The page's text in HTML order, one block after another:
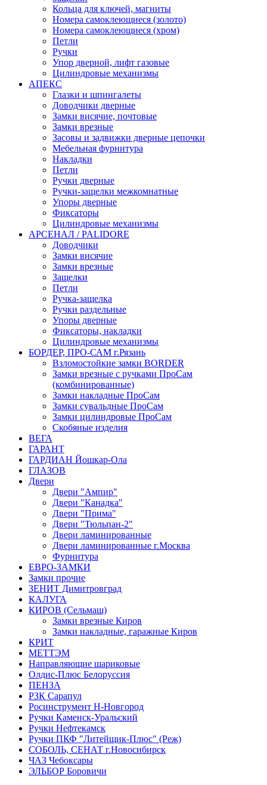
Кольца для ключей, магниты
Номера самоклеющиеся (золото)
Номера самоклеющиеся (хром)
Петли
Ручки
Упор дверной, лифт газовые
Цилиндровые механизмы
АПЕКС
Глазки и шпингалеты
Доводчики дверные
Замки висячие, почтовые
Замки врезные
Засовы и задвижки дверные цепочки
Мебельная фурнитура
Накладки
Петли
Ручки дверные
Ручки-защелки межкомнатные
Упоры дверные
Фиксаторы
Цилиндровые механизмы
АРСЕНАЛ / PALIDORE
Доводчики
Замки висячие
Замки врезные
Защелки
Петли
Ручка-защелка
Ручки раздельные
Упоры дверные
Фиксаторы, накладки
Цилиндровые механизмы
БОРДЕР, ПРО-САМ г.Рязань
Взломостойкие замки BORDER
Замки врезные с ручками ПроСам
(комбинированные)
Замки накладные ПроСам
Замки сувальдные ПроСам
Замки цилиндровые ПроСам
Скобяные изделия
ВЕГА
ГАРАНТ
ГАРДИАН Йошкар-Ола
ГЛАЗОВ
Двери
Двери "Ампир"
Двери "Канадка"
Двери "Прима"
Двери "Тюльпан-2"
Двери ламинированные
Двери ламинированные г.Москва
Фурнитура
ЕВРО-ЗАМКИ
Замки прочие
ЗЕНИТ Димитровград
КАЛУГА
КИРОВ (Сельмаш)
Замки врезные Киров
Замки накладные, гаражные Киров
КРИТ
МЕТТЭМ
Направляющие шариковые
Олдис-Плюс Белоруссия
ПЕНЗА
РЗК Сарапул
Росинструмент Н-Новгород
Ручки Каменск-Уральский
Ручки Нефтекамск
Ручки ПКФ "Литейщик-Плюс" (Реж)
СОБОЛЬ, СЕНАТ г.Новосибирск
ЧАЗ Чебоксары
ЭЛЬБОР Боровичи